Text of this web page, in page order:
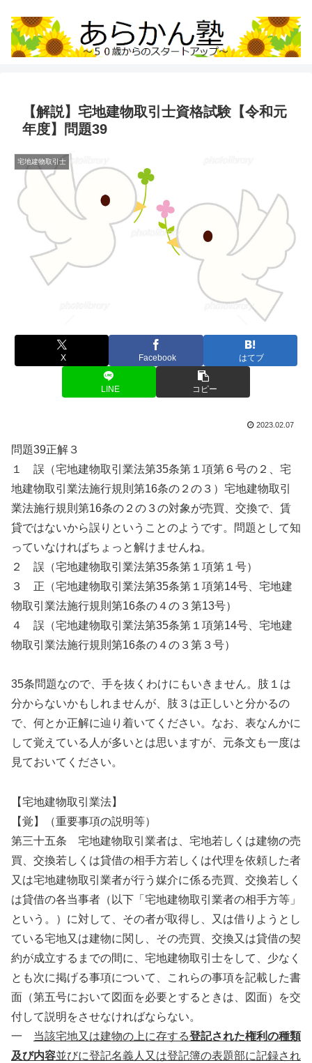
【解説】宅地建物取引士資格試験【令和元
年度】問題39
宅地建物取引士
X Facebook はてブ
LINE コピー
2023.02.07
問題39正解３
１ 誤（宅地建物取引業法第35条第１項第６号の２、宅
地建物取引業法施行規則第16条の２の３）宅地建物取引
業法施行規則第16条の２の３の対象が売買、交換で、賃
貸ではないから誤りということのようです。問題として知
っていなければちょっと解けませんね。
２ 誤（宅地建物取引業法第35条第１項第１号）
３ 正（宅地建物取引業法第35条第１項第14号、宅地建
物取引業法施行規則第16条の４の３第13号）
４ 誤（宅地建物取引業法第35条第１項第14号、宅地建
物取引業法施行規則第16条の４の３第３号）
35条問題なので、手を抜くわけにもいきません。肢１は
分からないかもしれませんが、肢３は正しいと分かるの
で、何とか正解に辿り着いてください。なお、表なんかに
して覚えている人が多いとは思いますが、元条文も一度は
見ておいてください。
【宅地建物取引業法】
【覚】（重要事項の説明等）
第三十五条 宅地建物取引業者は、宅地若しくは建物の売
買、交換若しくは貸借の相手方若しくは代理を依頼した者
又は宅地建物取引業者が行う媒介に係る売買、交換若しく
は貸借の各当事者（以下「宅地建物取引業者の相手方等」
という。）に対して、その者が取得し、又は借りようとし
ている宅地又は建物に関し、その売買、交換又は貸借の契
約が成立するまでの間に、宅地建物取引士をして、少なく
とも次に掲げる事項について、これらの事項を記載した書
面（第五号において図面を必要とするときは、図面）を交
付して説明をさせなければならない。
一 当該宅地又は建物の上に存する登記された権利の種類
及び内容並びに登記名義人又は登記簿の表題部に記録され